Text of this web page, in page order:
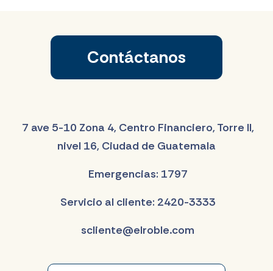
Contáctanos
7 ave 5-10 Zona 4, Centro Financiero, Torre II,
nivel 16, Ciudad de Guatemala
Emergencias: 1797
Servicio al cliente: 2420-3333
scliente@elroble.com